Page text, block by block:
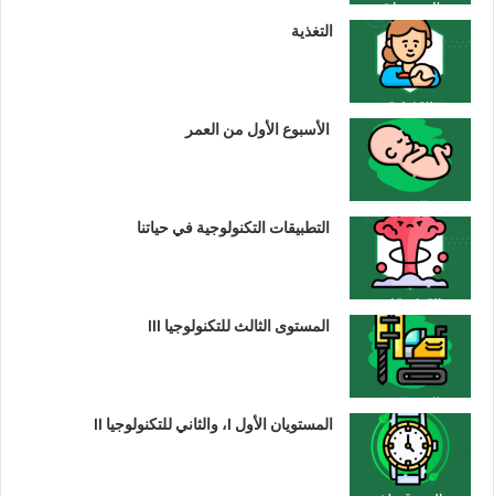
التغذية
الأسبوع الأول من العمر
التطبيقات التكنولوجية في حياتنا
المستوى الثالث للتكنولوجيا III
المستويان الأول I، والثاني للتكنولوجيا II